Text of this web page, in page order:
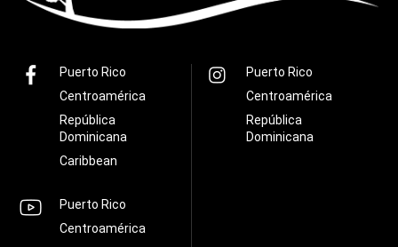
Puerto Rico
Centroamérica
República
Dominicana
Caribbean
Puerto Rico
Centroamérica
República
Dominicana
Puerto Rico
Centroamérica